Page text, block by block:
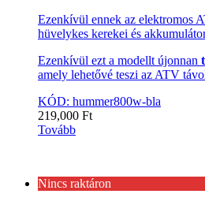
Ezenkívül ennek az elektromos
hüvelykes kerekei és
Ezenkívül ezt a modellt újonnan
amely lehetővé teszi az ATV
KÓD: hummer800w-bla
219,000 Ft
Tovább
Nincs raktáron